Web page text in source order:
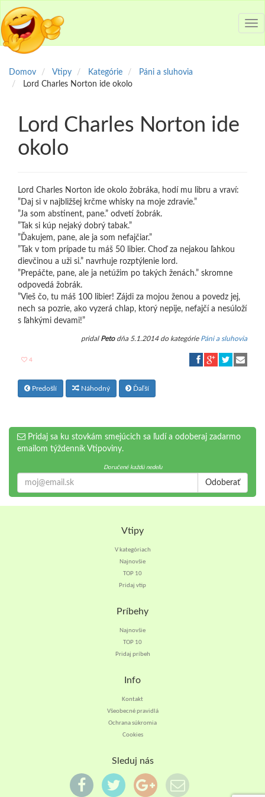
Domov Vtipy Kategórie
Páni a sluhovia
Lord Charles Norton ide okolo
Lord Charles Norton ide
okolo
Lord Charles Norton ide okolo žobráka, hodí mu libru a vraví:
”Daj si v najbližšej krčme whisky na moje zdravie.”
”Ja som abstinent, pane.” odvetí žobrák.
”Tak si kúp nejaký dobrý tabak.”
”Ďakujem, pane, ale ja som nefajčiar.”
”Tak v tom prípade tu máš 50 libier. Choď za nejakou ľahkou
dievčinou a uži si.” navrhuje rozptýlenie lord.
”Prepáčte, pane, ale ja netúžim po takých ženách.” skromne
odpovedá žobrák.
”Vieš čo, tu máš 100 libier! Zájdi za mojou ženou a povedz jej,
nech sa pozrie, ako vyzerá chlap, ktorý nepije, nefajčí a nesúloží
s ľahkými devami!”
pridal Petodňa 5.1.2014 do kategórie Páni a sluhovia
4
Predošlí Náhodný Ďaľší
Pridaj sa ku stovkám smejúcich sa ľudí a odoberaj zadarmo
emailom týždenník Vtipoviny.
Doručené každú nedeľu
Odoberať
Vtipy
V kategóriach
Najnovšie
TOP 10
Pridaj vtip
Príbehy
Najnovšie
TOP 10
Pridaj príbeh
Info
Kontakt
Všeobecné pravidlá
Ochrana súkromia
Cookies
Sleduj nás